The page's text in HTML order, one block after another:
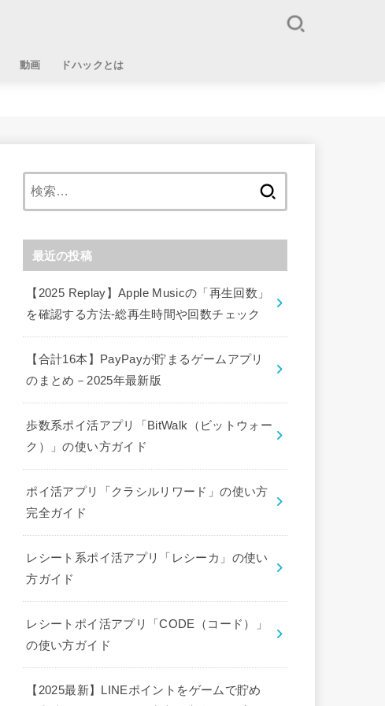
動画 ドハックとは
最近の投稿
【2025 Replay】Apple Musicの「再生回数」
を確認する方法-総再生時間や回数チェック
【合計16本】PayPayが貯まるゲームアプリ
のまとめ－2025年最新版
歩数系ポイ活アプリ「BitWalk（ビットウォー
ク）」の使い方ガイド
ポイ活アプリ「クラシルリワード」の使い方
完全ガイド
レシート系ポイ活アプリ「レシーカ」の使い
方ガイド
レシートポイ活アプリ「CODE（コード）」
の使い方ガイド
【2025最新】LINEポイントをゲームで貯め